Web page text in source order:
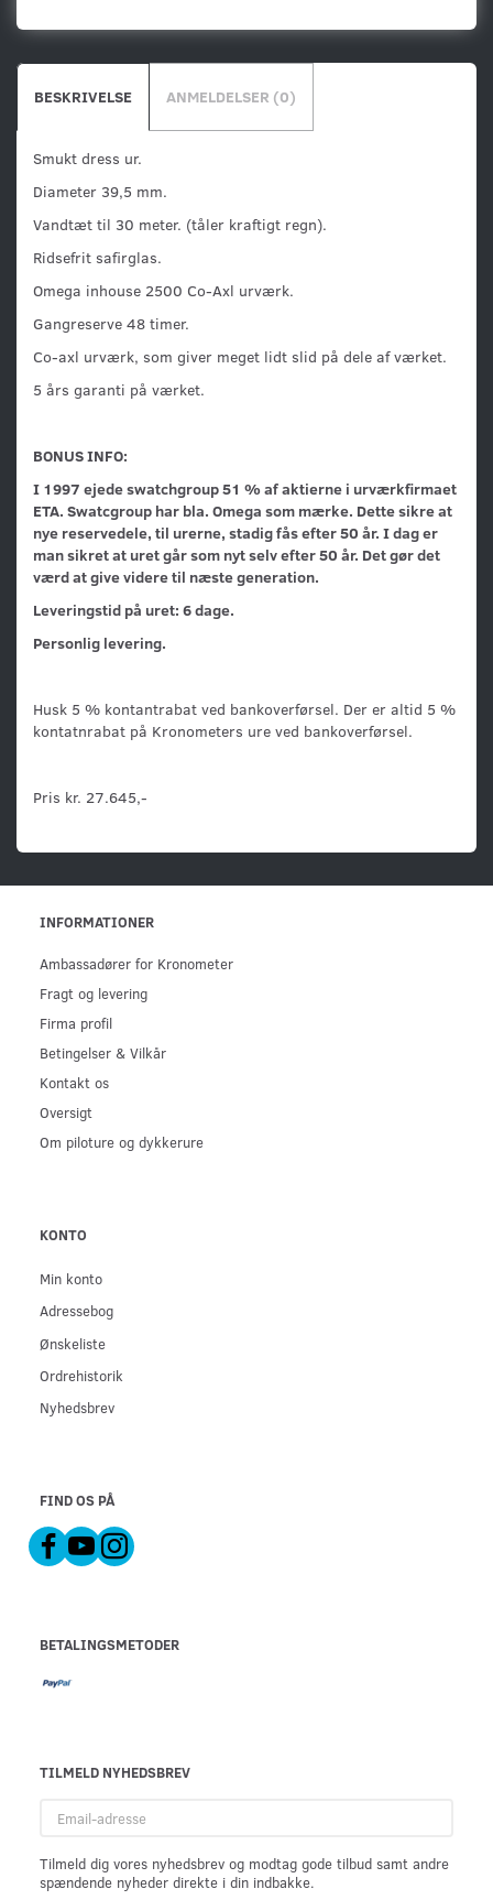
BESKRIVELSE ANMELDELSER (0)
Smukt dress ur.
Diameter 39,5 mm.
Vandtæt til 30 meter. (tåler kraftigt regn).
Ridsefrit safirglas.
Omega inhouse 2500 Co-Axl urværk.
Gangreserve 48 timer.
Co-axl urværk, som giver meget lidt slid på dele af værket.
5 års garanti på værket.
BONUS INFO:
I 1997 ejede swatchgroup 51 % af aktierne i urværkfirmaet
ETA. Swatcgroup har bla. Omega som mærke. Dette sikre at
nye reservedele, til urerne, stadig fås efter 50 år. I dag er
man sikret at uret går som nyt selv efter 50 år. Det gør det
værd at give videre til næste generation.
Leveringstid på uret: 6 dage.
Personlig levering.
Husk 5 % kontantrabat ved bankoverførsel. Der er altid 5 %
kontatnrabat på Kronometers ure ved bankoverførsel.
Pris kr. 27.645,-
INFORMATIONER
Ambassadører for Kronometer
Fragt og levering
Firma profil
Betingelser & Vilkår
Kontakt os
Oversigt
Om piloture og dykkerure
KONTO
Min konto
Adressebog
Ønskeliste
Ordrehistorik
Nyhedsbrev
FIND OS PÅ
BETALINGSMETODER
TILMELD NYHEDSBREV
adresse
Tilmeld dig vores nyhedsbrev og modtag gode tilbud samt andre
spændende nyheder direkte i din indbakke.